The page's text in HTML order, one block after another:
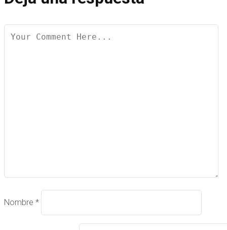
Nombre *